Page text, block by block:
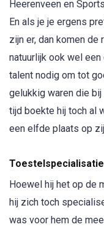
Heerenveen en
En als je je ergens
zijn er, dan komen
natuurlijk ook wel
talent nodig om tot
gelukkig waren die
tijd boekte hij toch al
een elfde plaats op
Toestelspecialisatie
Hoewel hij het op de
hij zich toch
was voor hem de